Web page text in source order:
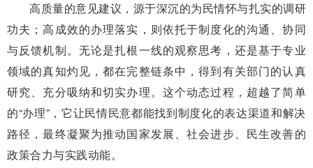
高质量的意见建议，源于深沉的为民情怀与扎实的调研
功夫；高成效的办理落实，则依托于制度化的沟通、协同
与反馈机制。无论是扎根一线的观察思考，还是基于专业
领域的真知灼见，都在完整链条中，得到有关部门的认真
研究、充分吸纳和切实办理。这个动态过程，超越了简单
的“办理”，它让民情民意都能找到制度化的表达渠道和解决
路径，最终凝聚为推动国家发展、社会进步、民生改善的
政策合力与实践动能。